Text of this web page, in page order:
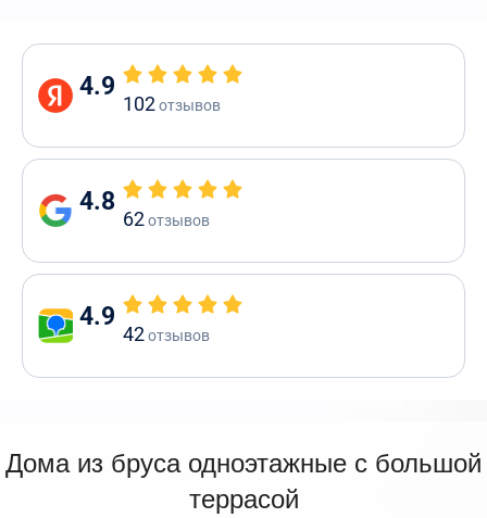
4.9
102отзывов
4.8
62отзывов
4.9
42отзывов
Дома из бруса одноэтажные с большой
террасой